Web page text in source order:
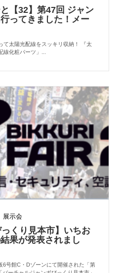
【32】第47回 ジャン
ってきました！メー
て太陽光配線をスッキリ収納！ 『太
化粧パーツ」...
展示会
っくり見本市】いちお
果が発表されまし
6号館C・Dゾーンにて開催された「第